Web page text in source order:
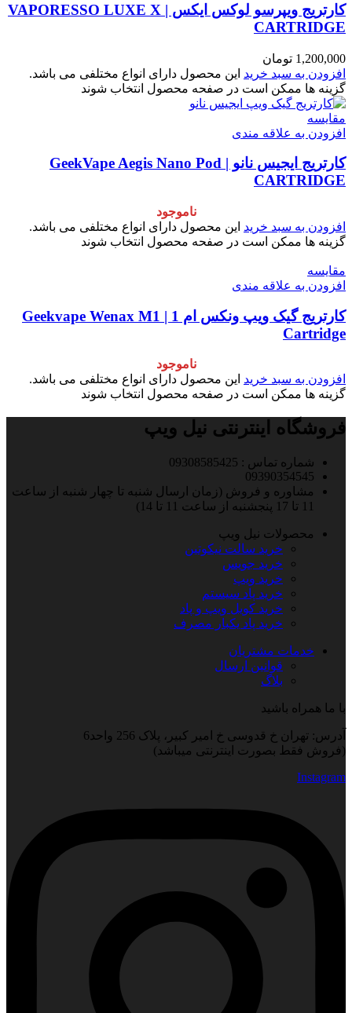
کارتریج ویپرسو لوکس ایکس | VAPORESSO LUXE X
CARTRIDGE
1,200,000 تومان
افزودن به سبد خرید این محصول دارای انواع مختلفی می باشد.
گزینه ها ممکن است در صفحه محصول انتخاب شوند
مقایسه
افزودن به علاقه مندی
کارتریج ایجیس نانو | GeekVape Aegis Nano Pod
CARTRIDGE
ناموجود
افزودن به سبد خرید این محصول دارای انواع مختلفی می باشد.
گزینه ها ممکن است در صفحه محصول انتخاب شوند
مقایسه
افزودن به علاقه مندی
کارتریج گیک ویپ ونکس ام 1 |‌ Geekvape Wenax M1
Cartridge
ناموجود
افزودن به سبد خرید این محصول دارای انواع مختلفی می باشد.
گزینه ها ممکن است در صفحه محصول انتخاب شوند
فروشگاه اینترنتی نیل ویپ
شماره تماس : 09308585425
09390354545
مشاوره و فروش (زمان ارسال شنبه تا چهار شنبه از ساعت
11 تا 17 پنجشنبه از ساعت 11 تا 14)
محصولات نیل ویپ
خرید سالت نیکوتین
خرید جویس
خرید ویپ
خرید پاد سیستم
خرید کویل ویپ و پاد
خرید پاد یکبار مصرف
خدمات مشتریان
قوانین ارسال
بلاگ
با ما همراه باشید
آدرس: تهران خ قدوسی خ امیر کبیر، پلاک 256 واحد6
(فروش فقط بصورت اینترنتی میباشد)
Instagram